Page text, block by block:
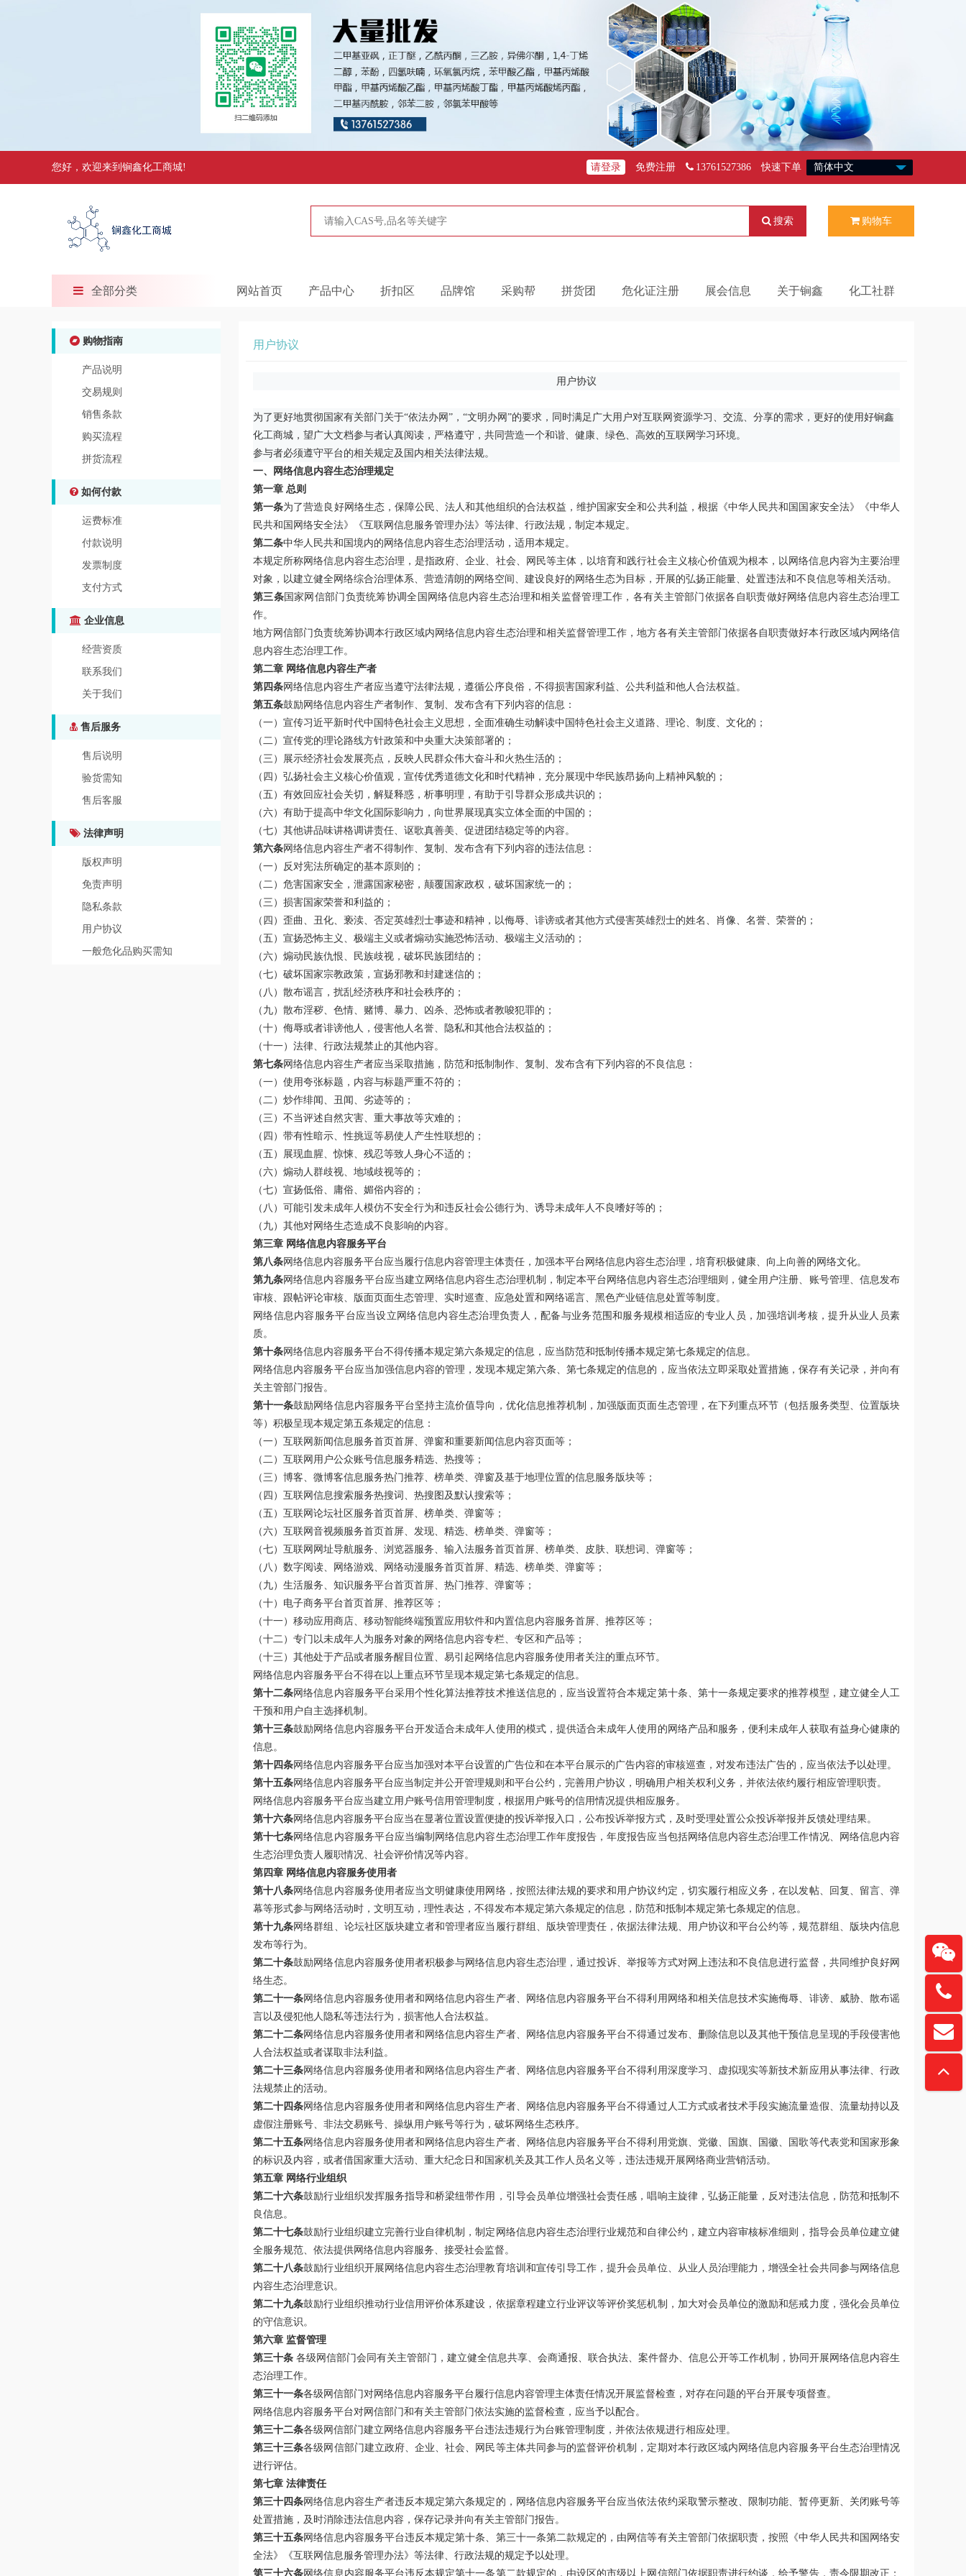
您好，欢迎来到锏鑫化工商城! 请登录 免费注册 13761527386 快速下单
购物车
搜索
全部分类 网站首页 产品中心 折扣区 品牌馆 采购帮 拼货团 危化证注册 展会信息 关于锏鑫 化工社群
购物指南
产品说明
交易规则
销售条款
购买流程
拼货流程
如何付款
运费标准
付款说明
发票制度
支付方式
企业信息
经营资质
联系我们
关于我们
售后服务
售后说明
验货需知
售后客服
法律声明
版权声明
免责声明
隐私条款
用户协议
一般危化品购买需知
用户协议
用户协议
为了更好地贯彻国家有关部门关于“依法办网”，“文明办网”的要求，同时满足广大用户对互联网资源学习、交流、分享的需求，更好的使用好锏鑫
化工商城，望广大文档参与者认真阅读，严格遵守，共同营造一个和谐、健康、绿色、高效的互联网学习环境。
参与者必须遵守平台的相关规定及国内相关法律法规。
一、网络信息内容生态治理规定
第一章 总则
第一条为了营造良好网络生态，保障公民、法人和其他组织的合法权益，维护国家安全和公共利益，根据《中华人民共和国国家安全法》《中华人
民共和国网络安全法》《互联网信息服务管理办法》等法律、行政法规，制定本规定。
第二条中华人民共和国境内的网络信息内容生态治理活动，适用本规定。
本规定所称网络信息内容生态治理，是指政府、企业、社会、网民等主体，以培育和践行社会主义核心价值观为根本，以网络信息内容为主要治理
对象，以建立健全网络综合治理体系、营造清朗的网络空间、建设良好的网络生态为目标，开展的弘扬正能量、处置违法和不良信息等相关活动。
第三条国家网信部门负责统筹协调全国网络信息内容生态治理和相关监督管理工作，各有关主管部门依据各自职责做好网络信息内容生态治理工
作。
地方网信部门负责统筹协调本行政区域内网络信息内容生态治理和相关监督管理工作，地方各有关主管部门依据各自职责做好本行政区域内网络信
息内容生态治理工作。
第二章 网络信息内容生产者
第四条网络信息内容生产者应当遵守法律法规，遵循公序良俗，不得损害国家利益、公共利益和他人合法权益。
第五条鼓励网络信息内容生产者制作、复制、发布含有下列内容的信息：
（一）宣传习近平新时代中国特色社会主义思想，全面准确生动解读中国特色社会主义道路、理论、制度、文化的；
（二）宣传党的理论路线方针政策和中央重大决策部署的；
（三）展示经济社会发展亮点，反映人民群众伟大奋斗和火热生活的；
（四）弘扬社会主义核心价值观，宣传优秀道德文化和时代精神，充分展现中华民族昂扬向上精神风貌的；
（五）有效回应社会关切，解疑释惑，析事明理，有助于引导群众形成共识的；
（六）有助于提高中华文化国际影响力，向世界展现真实立体全面的中国的；
（七）其他讲品味讲格调讲责任、讴歌真善美、促进团结稳定等的内容。
第六条网络信息内容生产者不得制作、复制、发布含有下列内容的违法信息：
（一）反对宪法所确定的基本原则的；
（二）危害国家安全，泄露国家秘密，颠覆国家政权，破坏国家统一的；
（三）损害国家荣誉和利益的；
（四）歪曲、丑化、亵渎、否定英雄烈士事迹和精神，以侮辱、诽谤或者其他方式侵害英雄烈士的姓名、肖像、名誉、荣誉的；
（五）宣扬恐怖主义、极端主义或者煽动实施恐怖活动、极端主义活动的；
（六）煽动民族仇恨、民族歧视，破坏民族团结的；
（七）破坏国家宗教政策，宣扬邪教和封建迷信的；
（八）散布谣言，扰乱经济秩序和社会秩序的；
（九）散布淫秽、色情、赌博、暴力、凶杀、恐怖或者教唆犯罪的；
（十）侮辱或者诽谤他人，侵害他人名誉、隐私和其他合法权益的；
（十一）法律、行政法规禁止的其他内容。
第七条网络信息内容生产者应当采取措施，防范和抵制制作、复制、发布含有下列内容的不良信息：
（一）使用夸张标题，内容与标题严重不符的；
（二）炒作绯闻、丑闻、劣迹等的；
（三）不当评述自然灾害、重大事故等灾难的；
（四）带有性暗示、性挑逗等易使人产生性联想的；
（五）展现血腥、惊悚、残忍等致人身心不适的；
（六）煽动人群歧视、地域歧视等的；
（七）宣扬低俗、庸俗、媚俗内容的；
（八）可能引发未成年人模仿不安全行为和违反社会公德行为、诱导未成年人不良嗜好等的；
（九）其他对网络生态造成不良影响的内容。
第三章 网络信息内容服务平台
第八条网络信息内容服务平台应当履行信息内容管理主体责任，加强本平台网络信息内容生态治理，培育积极健康、向上向善的网络文化。
第九条网络信息内容服务平台应当建立网络信息内容生态治理机制，制定本平台网络信息内容生态治理细则，健全用户注册、账号管理、信息发布
审核、跟帖评论审核、版面页面生态管理、实时巡查、应急处置和网络谣言、黑色产业链信息处置等制度。
网络信息内容服务平台应当设立网络信息内容生态治理负责人，配备与业务范围和服务规模相适应的专业人员，加强培训考核，提升从业人员素
质。
第十条网络信息内容服务平台不得传播本规定第六条规定的信息，应当防范和抵制传播本规定第七条规定的信息。
网络信息内容服务平台应当加强信息内容的管理，发现本规定第六条、第七条规定的信息的，应当依法立即采取处置措施，保存有关记录，并向有
关主管部门报告。
第十一条鼓励网络信息内容服务平台坚持主流价值导向，优化信息推荐机制，加强版面页面生态管理，在下列重点环节（包括服务类型、位置版块
等）积极呈现本规定第五条规定的信息：
（一）互联网新闻信息服务首页首屏、弹窗和重要新闻信息内容页面等；
（二）互联网用户公众账号信息服务精选、热搜等；
（三）博客、微博客信息服务热门推荐、榜单类、弹窗及基于地理位置的信息服务版块等；
（四）互联网信息搜索服务热搜词、热搜图及默认搜索等；
（五）互联网论坛社区服务首页首屏、榜单类、弹窗等；
（六）互联网音视频服务首页首屏、发现、精选、榜单类、弹窗等；
（七）互联网网址导航服务、浏览器服务、输入法服务首页首屏、榜单类、皮肤、联想词、弹窗等；
（八）数字阅读、网络游戏、网络动漫服务首页首屏、精选、榜单类、弹窗等；
（九）生活服务、知识服务平台首页首屏、热门推荐、弹窗等；
（十）电子商务平台首页首屏、推荐区等；
（十一）移动应用商店、移动智能终端预置应用软件和内置信息内容服务首屏、推荐区等；
（十二）专门以未成年人为服务对象的网络信息内容专栏、专区和产品等；
（十三）其他处于产品或者服务醒目位置、易引起网络信息内容服务使用者关注的重点环节。
网络信息内容服务平台不得在以上重点环节呈现本规定第七条规定的信息。
第十二条网络信息内容服务平台采用个性化算法推荐技术推送信息的，应当设置符合本规定第十条、第十一条规定要求的推荐模型，建立健全人工
干预和用户自主选择机制。
第十三条鼓励网络信息内容服务平台开发适合未成年人使用的模式，提供适合未成年人使用的网络产品和服务，便利未成年人获取有益身心健康的
信息。
第十四条网络信息内容服务平台应当加强对本平台设置的广告位和在本平台展示的广告内容的审核巡查，对发布违法广告的，应当依法予以处理。
第十五条网络信息内容服务平台应当制定并公开管理规则和平台公约，完善用户协议，明确用户相关权利义务，并依法依约履行相应管理职责。
网络信息内容服务平台应当建立用户账号信用管理制度，根据用户账号的信用情况提供相应服务。
第十六条网络信息内容服务平台应当在显著位置设置便捷的投诉举报入口，公布投诉举报方式，及时受理处置公众投诉举报并反馈处理结果。
第十七条网络信息内容服务平台应当编制网络信息内容生态治理工作年度报告，年度报告应当包括网络信息内容生态治理工作情况、网络信息内容
生态治理负责人履职情况、社会评价情况等内容。
第四章 网络信息内容服务使用者
第十八条网络信息内容服务使用者应当文明健康使用网络，按照法律法规的要求和用户协议约定，切实履行相应义务，在以发帖、回复、留言、弹
幕等形式参与网络活动时，文明互动，理性表达，不得发布本规定第六条规定的信息，防范和抵制本规定第七条规定的信息。
第十九条网络群组、论坛社区版块建立者和管理者应当履行群组、版块管理责任，依据法律法规、用户协议和平台公约等，规范群组、版块内信息
发布等行为。
第二十条鼓励网络信息内容服务使用者积极参与网络信息内容生态治理，通过投诉、举报等方式对网上违法和不良信息进行监督，共同维护良好网
络生态。
第二十一条网络信息内容服务使用者和网络信息内容生产者、网络信息内容服务平台不得利用网络和相关信息技术实施侮辱、诽谤、威胁、散布谣
言以及侵犯他人隐私等违法行为，损害他人合法权益。
第二十二条网络信息内容服务使用者和网络信息内容生产者、网络信息内容服务平台不得通过发布、删除信息以及其他干预信息呈现的手段侵害他
人合法权益或者谋取非法利益。
第二十三条网络信息内容服务使用者和网络信息内容生产者、网络信息内容服务平台不得利用深度学习、虚拟现实等新技术新应用从事法律、行政
法规禁止的活动。
第二十四条网络信息内容服务使用者和网络信息内容生产者、网络信息内容服务平台不得通过人工方式或者技术手段实施流量造假、流量劫持以及
虚假注册账号、非法交易账号、操纵用户账号等行为，破坏网络生态秩序。
第二十五条网络信息内容服务使用者和网络信息内容生产者、网络信息内容服务平台不得利用党旗、党徽、国旗、国徽、国歌等代表党和国家形象
的标识及内容，或者借国家重大活动、重大纪念日和国家机关及其工作人员名义等，违法违规开展网络商业营销活动。
第五章 网络行业组织
第二十六条鼓励行业组织发挥服务指导和桥梁纽带作用，引导会员单位增强社会责任感，唱响主旋律，弘扬正能量，反对违法信息，防范和抵制不
良信息。
第二十七条鼓励行业组织建立完善行业自律机制，制定网络信息内容生态治理行业规范和自律公约，建立内容审核标准细则，指导会员单位建立健
全服务规范、依法提供网络信息内容服务、接受社会监督。
第二十八条鼓励行业组织开展网络信息内容生态治理教育培训和宣传引导工作，提升会员单位、从业人员治理能力，增强全社会共同参与网络信息
内容生态治理意识。
第二十九条鼓励行业组织推动行业信用评价体系建设，依据章程建立行业评议等评价奖惩机制，加大对会员单位的激励和惩戒力度，强化会员单位
的守信意识。
第六章 监督管理
第三十条 各级网信部门会同有关主管部门，建立健全信息共享、会商通报、联合执法、案件督办、信息公开等工作机制，协同开展网络信息内容生
态治理工作。
第三十一条各级网信部门对网络信息内容服务平台履行信息内容管理主体责任情况开展监督检查，对存在问题的平台开展专项督查。
网络信息内容服务平台对网信部门和有关主管部门依法实施的监督检查，应当予以配合。
第三十二条各级网信部门建立网络信息内容服务平台违法违规行为台账管理制度，并依法依规进行相应处理。
第三十三条各级网信部门建立政府、企业、社会、网民等主体共同参与的监督评价机制，定期对本行政区域内网络信息内容服务平台生态治理情况
进行评估。
第七章 法律责任
第三十四条网络信息内容生产者违反本规定第六条规定的，网络信息内容服务平台应当依法依约采取警示整改、限制功能、暂停更新、关闭账号等
处置措施，及时消除违法信息内容，保存记录并向有关主管部门报告。
第三十五条网络信息内容服务平台违反本规定第十条、第三十一条第二款规定的，由网信等有关主管部门依据职责，按照《中华人民共和国网络安
全法》《互联网信息服务管理办法》等法律、行政法规的规定予以处理。
第三十六条网络信息内容服务平台违反本规定第十一条第二款规定的，由设区的市级以上网信部门依据职责进行约谈，给予警告，责令限期改正；
扫一
“